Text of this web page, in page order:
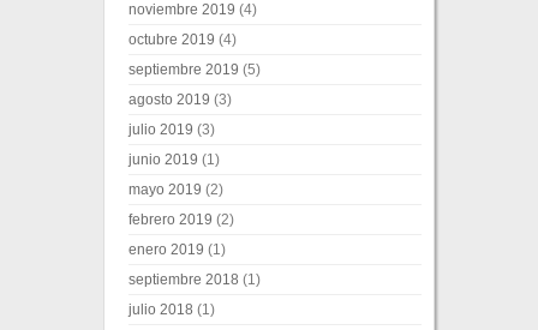
noviembre 2019 (4)
octubre 2019 (4)
septiembre 2019 (5)
agosto 2019 (3)
julio 2019 (3)
junio 2019 (1)
mayo 2019 (2)
febrero 2019 (2)
enero 2019 (1)
septiembre 2018 (1)
julio 2018 (1)